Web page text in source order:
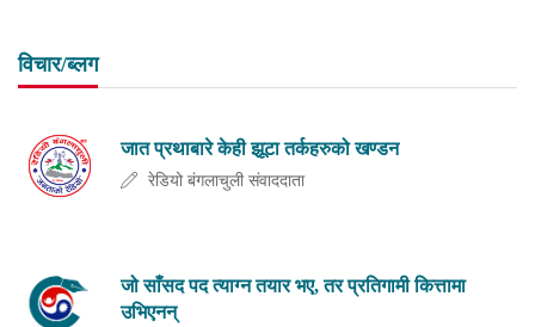
विचार/ब्लग
जात प्रथाबारे केही झूटा तर्कहरुको खण्डन
रेडियो बंगलाचुली संवाददाता
जो साँसद पद त्याग्न तयार भए, तर प्रतिगामी कित्तामा
उभिएनन्